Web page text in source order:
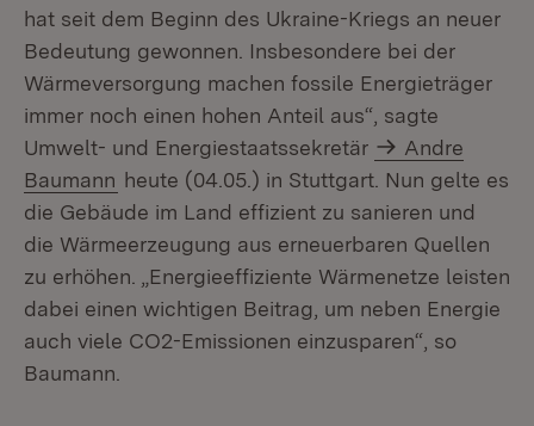
hat seit dem Beginn des Ukraine-Kriegs an neuer
Bedeutung gewonnen. Insbesondere bei der
Wärmeversorgung machen fossile Energieträger
immer noch einen hohen Anteil aus“, sagte
Umwelt- und Energiestaatssekretär
Andre
Baumann heute (04.05.) in Stuttgart. Nun gelte es
die Gebäude im Land effizient zu sanieren und
die Wärmeerzeugung aus erneuerbaren Quellen
zu erhöhen. „Energieeffiziente Wärmenetze leisten
dabei einen wichtigen Beitrag, um neben Energie
auch viele CO2-Emissionen einzusparen“, so
Baumann.